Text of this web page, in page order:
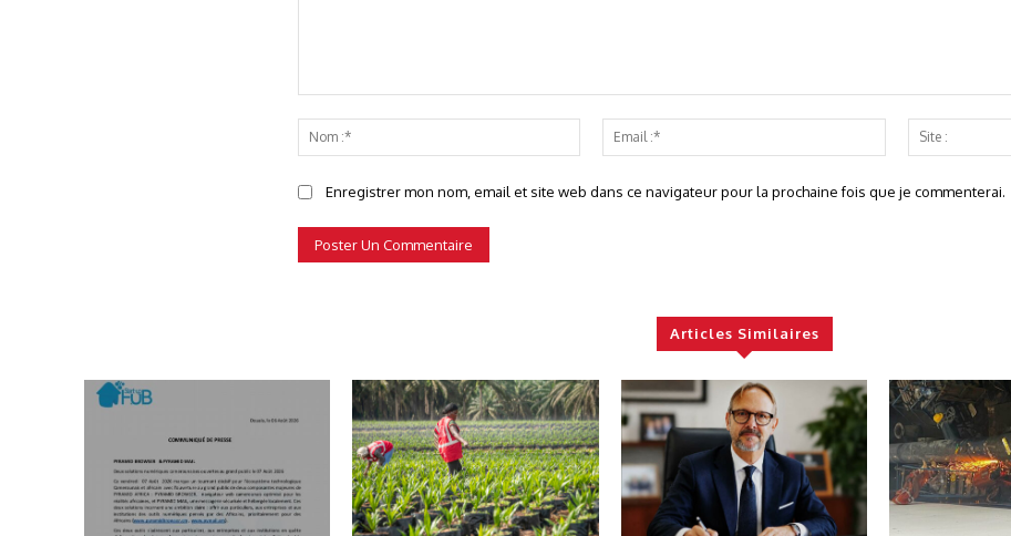
:*
Email
:*
Enregistrer mon nom, email et site web dans ce navigateur pour la prochaine fois que je commenterai.
Articles Similaires